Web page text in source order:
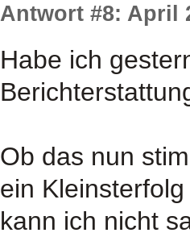
Antwort #8: April
Habe ich
Ob das nun
ein
kann ich nicht